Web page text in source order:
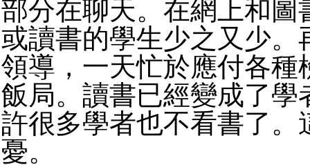
部分在聊天。在網上和圖
或讀書的學生少之又少。
領導，一天忙於應付各種
飯局。讀書已經變成了學
許很多學者也不看書了。
憂。